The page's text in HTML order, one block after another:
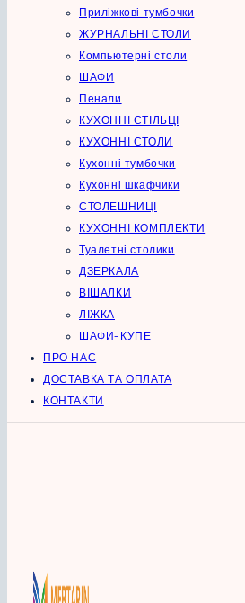
Приліжкові тумбочки
ЖУРНАЛЬНІ СТОЛИ
Компьютерні столи
ШАФИ
Пенали
КУХОННІ СТІЛЬЦІ
КУХОННІ СТОЛИ
Кухонні тумбочки
Кухонні шкафчики
СТОЛЕШНИЦІ
КУХОННІ КОМПЛЕКТИ
Туалетні столики
ДЗЕРКАЛА
ВІШАЛКИ
ЛІЖКА
ШАФИ-КУПЕ
ПРО НАС
ДОСТАВКА ТА ОПЛАТА
КОНТАКТИ